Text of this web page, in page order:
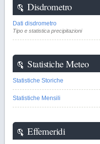
Disdrometro
Dati disdrometro
Tipo e statistica precipitazioni
Statistiche Meteo
Statistiche Storiche
Statistiche Mensili
Effemeridi